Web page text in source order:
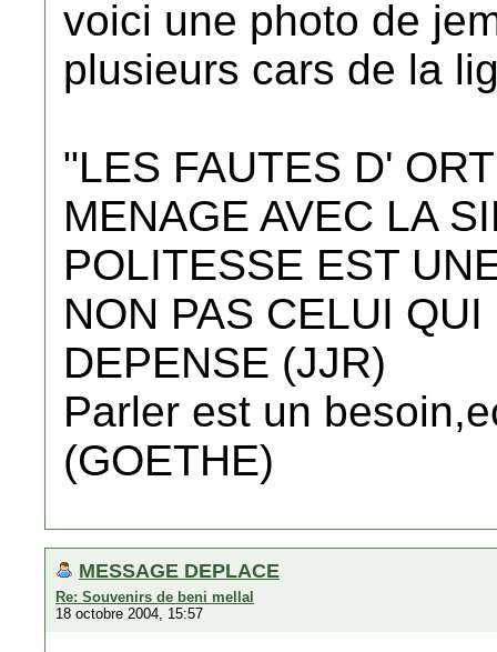
voici une photo de
plusieurs cars de la
"LES FAUTES D'
MENAGE AVEC LA
POLITESSE EST
NON PAS CELUI
DEPENSE (JJR)
Parler est un
(GOETHE)
MESSAGE DEPLACE
Re: Souvenirs de beni mellal
18 octobre 2004, 15:57